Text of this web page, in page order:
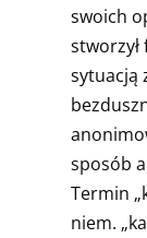
swoich
stworzył
sytuacją
sposób
Termin
niem.